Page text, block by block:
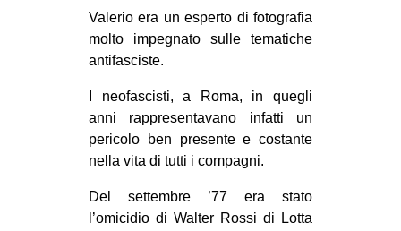
Valerio era un esperto di fotografia
molto impegnato sulle tematiche
antifasciste.
I neofascisti, a Roma, in quegli
anni rappresentavano infatti un
pericolo ben presente e costante
nella vita di tutti i compagni.
Del settembre ’77 era stato
l’omicidio di Walter Rossi di Lotta